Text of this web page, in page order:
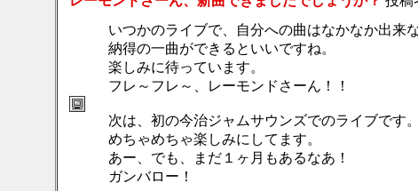
いつかのライブで、自分への曲はなかなか出来
納得の一曲ができるといいですね。
楽しみに待っています。
フレ～フレ～、レーモンドさーん！！
次は、初の今治ジャムサウンズでのライブです。
めちゃめちゃ楽しみにしてます。
あー、でも、まだ１ヶ月もあるなあ！
ガンバロー！